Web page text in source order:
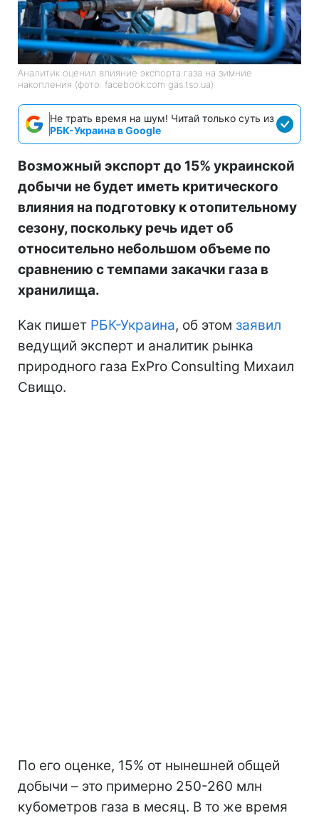
Аналитик оценил влияние экспорта газа на зимние
накопления (фото: facebook.com gas.tso.ua)
Не трать время на шум! Читай только суть из
РБК-Украина в Google
Возможный экспорт до 15% украинской
добычи не будет иметь критического
влияния на подготовку к отопительному
сезону, поскольку речь идет об
относительно небольшом объеме по
сравнению с темпами закачки газа в
хранилища.
Как пишет РБК-Украина, об этом заявил
ведущий эксперт и аналитик рынка
природного газа ExPro Consulting Михаил
Свищо.
По его оценке, 15% от нынешней общей
добычи – это примерно 250-260 млн
кубометров газа в месяц. В то же время